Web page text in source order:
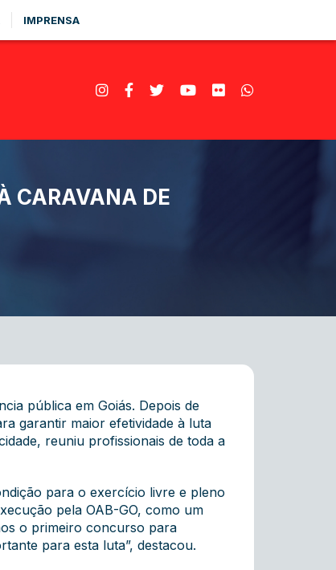
IMPRENSA
CARAVANA DE
pública em Goiás. Depois de
garantir maior efetividade à luta
reuniu profissionais de toda a
para o exercício livre e pleno
pela OAB-GO, como um
o primeiro concurso para
para esta luta”, destacou.